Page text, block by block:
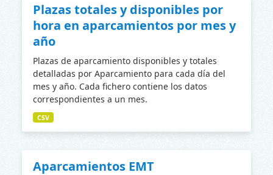
Plazas totales y disponibles por
hora en aparcamientos por mes y
año
Plazas de aparcamiento disponibles y totales
detalladas por Aparcamiento para cada día del
mes y año. Cada fichero contiene los datos
correspondientes a un mes.
CSV
Aparcamientos EMT